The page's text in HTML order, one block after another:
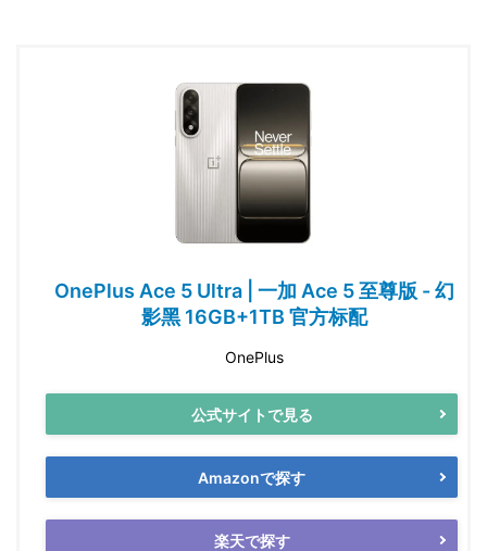
OnePlus Ace 5 Ultra | 一加 Ace 5 至尊版 - 幻
影黑 16GB+1TB 官方标配
OnePlus
公式サイトで見る
Amazonで探す
楽天で探す